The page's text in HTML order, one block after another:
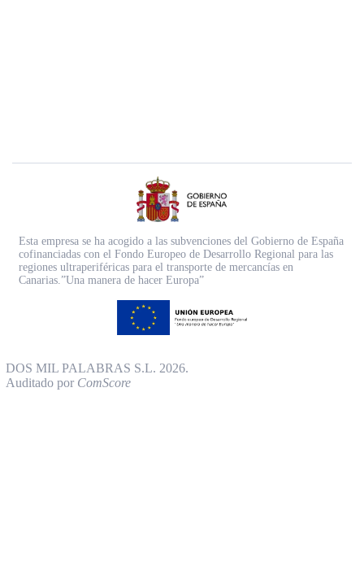
Esta empresa se ha acogido a las subvenciones del Gobierno de España
cofinanciadas con el Fondo Europeo de Desarrollo Regional para las
regiones ultraperiféricas para el transporte de mercancías en
Canarias.”Una manera de hacer Europa”
DOS MIL PALABRAS S.L. 2026.
Auditado por ComScore